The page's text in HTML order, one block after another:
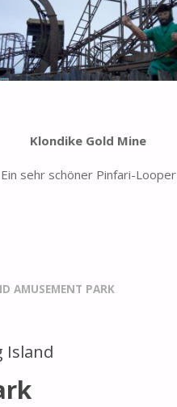
Klondike Gold Mine
Ein sehr schöner Pinfari-Looper
AMUSEMENT PARK
Island